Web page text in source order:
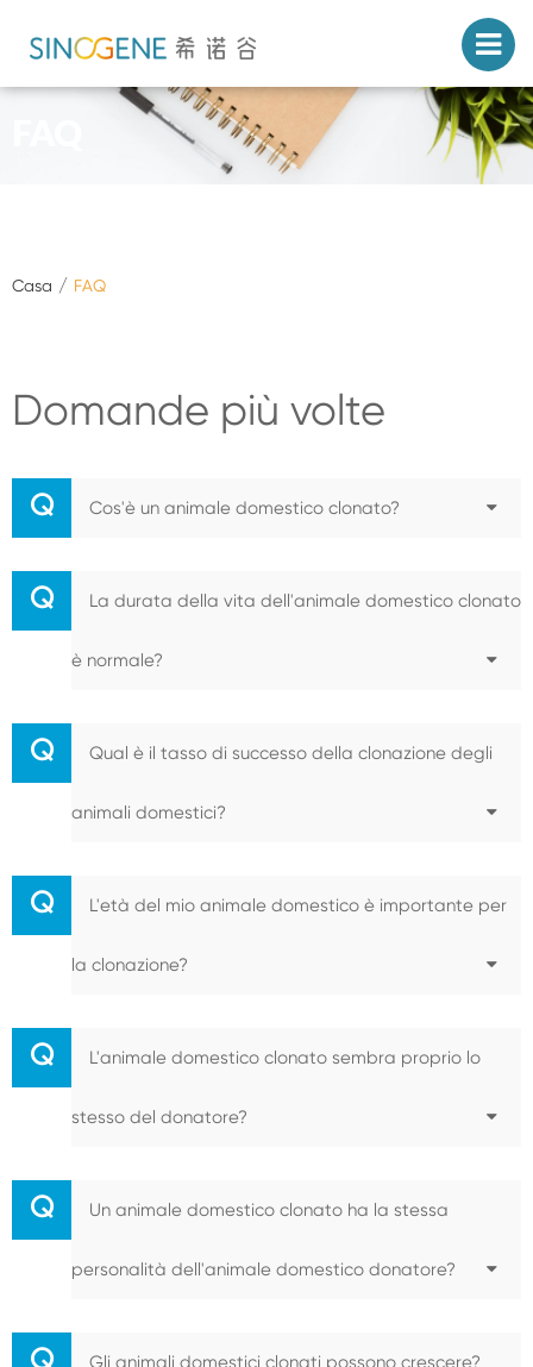
Casa FAQ
Domande più volte
Q Cos'è un animale domestico clonato?
Q La durata della vita dell'animale domestico clonato
è normale?
Q Qual è il tasso di successo della clonazione degli
animali domestici?
Q L'età del mio animale domestico è importante per
la clonazione?
Q L'animale domestico clonato sembra proprio lo
stesso del donatore?
Q Un animale domestico clonato ha la stessa
personalità dell'animale domestico donatore?
Q Gli animali domestici clonati possono crescere?